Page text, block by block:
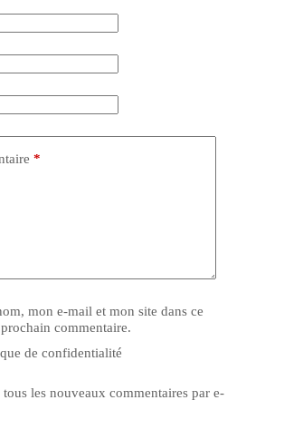
*
mon e-mail et mon site dans ce
commentaire.
de confidentialité
les nouveaux commentaires par e-